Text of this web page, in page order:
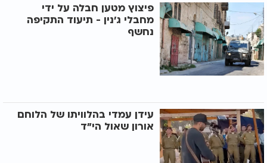
פיצוץ מטען חבלה על ידי
מחבלי ג'נין - תיעוד התקיפה
נחשף
עידן עמדי בהלוויתו של הלוחם
אורון שאול הי"ד